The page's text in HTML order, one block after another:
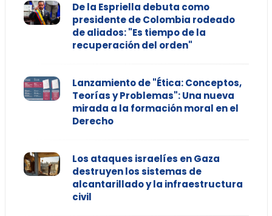
De la Espriella debuta como
presidente de Colombia rodeado
de aliados: "Es tiempo de la
recuperación del orden"
Lanzamiento de "Ética: Conceptos,
Teorías y Problemas": Una nueva
mirada a la formación moral en el
Derecho
Los ataques israelíes en Gaza
destruyen los sistemas de
alcantarillado y la infraestructura
civil